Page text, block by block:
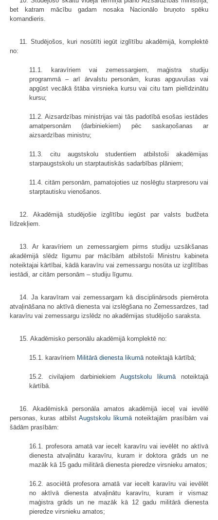
bet katram mācību gadam nosaka Nacionālo bruņoto spēku
komandieris.
11. Studējošos, kuri nosūtīti iegūt izglītību akadēmijā, komplektē
no:
11.1. karavīriem vai zemessargiem, maģistra studiju
programmā – arī ārvalstu personām, kuras apguvušas vai
apgūst vecākā štāba virsnieka kursu vai citu tam pielīdzinātu
kursu;
11.2. Aizsardzības ministrijas vai tās padotībā esošas iestādes
amatpersonām (darbiniekiem) pēc saskaņošanas ar
aizsardzības ministru;
11.3. citu augstskolu studentiem atbilstoši akadēmijas
starpaugstskolu un starptautiskās sadarbības plāniem;
11.4. citām personām, pamatojoties uz noslēgtu starpresoru vai
starptautisku vienošanos.
12. Akadēmijā studējošie izglītību iegūst par valsts budžeta
līdzekļiem.
13. Ar karavīriem un zemessargiem pirms studiju uzsākšanas
akadēmijā slēdz līgumu par mācībām atbilstoši Ministru kabineta
noteiktajai kārtībai, kādā karavīru vai zemessargu nosūta uz izglītības
iestādi, ar citām personām – studiju līgumu.
14. Ja karavīram vai zemessargam kā disciplinārsods piemērota
atvaļināšana no aktīvā dienesta vai izslēgšana no Zemessardzes, tad
karavīru vai zemessargu izslēdz no akadēmijas studējošo saraksta.
15. Akadēmisko personālu akadēmijā komplektē no:
15.1. karavīriem Militārā dienesta likumā noteiktajā kārtībā;
15.2. civilajiem darbiniekiemAugstskolu likumā noteiktajā
kārtībā.
16. Akadēmiskā personāla amatos akadēmijā ieceļ vai ievēlē
personas, kuras atbilst Augstskolu likumā noteiktajām prasībām vai
šādām prasībām:
16.1. profesora amatā var iecelt karavīru vai ievēlēt no aktīvā
dienesta atvaļinātu karavīru, kuram ir doktora grāds un ne
mazāk kā 15 gadu militārā dienesta pieredze virsnieku amatos;
16.2. asociētā profesora amatā var iecelt karavīru vai ievēlēt
no aktīvā dienesta atvaļinātu karavīru, kuram ir vismaz
maģistra grāds un ne mazāk kā 12 gadu militārā dienesta
pieredze virsnieku amatos;